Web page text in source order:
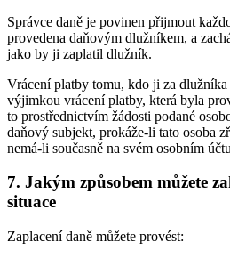
Správce daně je povinen přijmout
provedena daňovým dlužníkem, a
jako by ji zaplatil dlužník.
Vrácení platby tomu, kdo ji za
výjimkou vrácení platby, která byla
to prostřednictvím žádosti podané
daňový subjekt, prokáže-li tato osoba
nemá-li současně na svém osobním
7. Jakým způsobem můžete
situace
Zaplacení daně můžete provést: